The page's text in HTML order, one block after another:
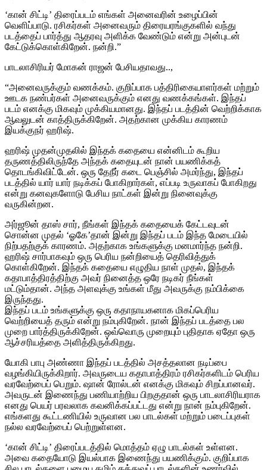
‘கான் சிட்டி’ திரைப்படம் எங்கள் அனைவரின் உழைப்பின்
வெளிப்பாடு. ரசிகர்கள் அனைவரும் திரையரங்குகளில் வந்து
படத்தைப் பார்த்து ஆதரவு அளிக்க வேண்டும் என்று அன்புடன்
கேட்டுக்கொள்கிறேன். நன்றி.”
பாடலாசிரியர் மோகன் ராஜன் பேசியதாவது..,
“அனைவருக்கும் வணக்கம். குறிப்பாக பத்திரிகையாளர்கள் மற்றும்
ஊடக நண்பர்கள் அனைவருக்கும் எனது வணக்கங்கள். இந்தப்
படம் எனக்கு மிகவும் முக்கியமானது. இந்தப் படத்தின் வெற்றிக்காக
ஆவலுடன் காத்திருக்கிறேன். அதற்கான முக்கிய காரணம்
இயக்குநர் ஹரிஷ்.
ஹரிஷ் முதன்முதலில் இந்தக் கதையை என்னிடம் கூறிய
தருணத்திலிருந்தே அந்தக் கதையுடன் நான் பயணிக்கத்
தொடங்கிவிட்டேன். ஒரு தேநீர் கடை பெஞ்சில் அமர்ந்து, இந்தப்
படத்தில் யார் யார் நடிக்கப் போகிறார்கள், எப்படி உருவாகப் போகிறது
என்று கனவுகளோடு பேசிய நாட்கள் இன்று நினைவுக்கு
வருகின்றன.
அர்ஜூன் தாஸ் சார், நீங்கள் இந்தக் கதையைக் கேட்டவுடன்
சொன்ன முதல் ‘ஓகே’தான் இன்று இந்தப் படம் இந்த மேடையில்
நிற்பதற்குக் காரணம். அதற்காக உங்களுக்கு மனமார்ந்த நன்றி.
ஹரிஷ் சார்பாகவும் ஒரு பெரிய நன்றியைத் தெரிவித்துக்
கொள்கிறேன். இந்தக் கதையை எழுதிய நாள் முதல், இந்தக்
கதாபாத்திரத்திற்கு அவர் நினைத்த ஒரே நடிகர் நீங்கள்
மட்டும்தான். அந்த அளவுக்கு உங்கள் மீது அவருக்கு நம்பிக்கை
இருந்தது.
இந்தப் படம் உங்களுக்கு ஒரு கதாநாயகனாக மிகப்பெரிய
வெற்றியைத் தரும் என்று நம்புகிறேன். நான் இந்தப் படத்தை பல
முறை பார்த்திருக்கிறேன். ஒவ்வொரு முறையும் புதிதாக ஏதோ ஒரு
ஆச்சரியத்தை அளித்திருக்கிறது.
யோகி பாபு அண்ணா இந்தப் படத்தில் அசத்தலான நடிப்பை
வழங்கியிருக்கிறார். அவருடைய கதாபாத்திரம் ரசிகர்களிடம் பெரிய
வரவேற்பைப் பெறும். ஷான் ரோல்டன் எனக்கு மிகவும் சிறப்பானவர்.
அவருடன் இணைந்து பணியாற்றிய பிறகுதான் ஒரு பாடலாசிரியராக
எனது பெயர் பரவலாக கவனிக்கப்பட்டது என்று நான் நம்புகிறேன்.
எங்களது கூட்டணியில் உருவான பல பாடல்கள் மற்றும் படைப்புகள்
நல்ல வரவேற்பைப் பெற்றுள்ளன.
‘கான் சிட்டி’ திரைப்படத்தில் மொத்தம் ஏழு பாடல்கள் உள்ளன.
அவை கதையோடு இயல்பாக இணைந்து பயணிக்கும். குறிப்பாக